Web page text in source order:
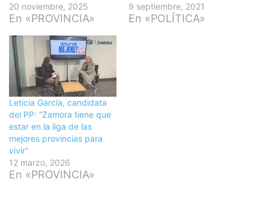
20 noviembre, 2025
En «PROVINCIA»
9 septiembre, 2021
En «POLÍTICA»
Leticia García, candidata
del PP: “Zamora tiene que
estar en la liga de las
mejores provincias para
vivir”
12 marzo, 2026
En «PROVINCIA»